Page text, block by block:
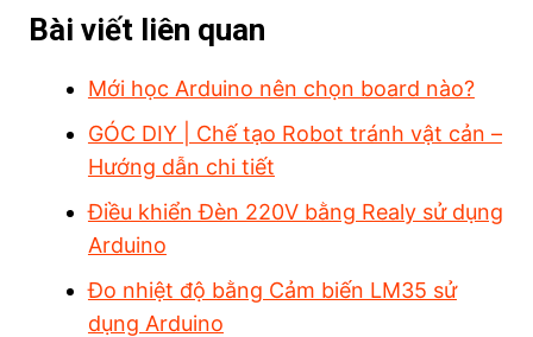
Bài viết liên quan
Mới học Arduino nên chọn board nào?
GÓC DIY | Chế tạo Robot tránh vật cản –
Hướng dẫn chi tiết
Điều khiển Đèn 220V bằng Realy sử dụng
Arduino
Đo nhiệt độ bằng Cảm biến LM35 sử
dụng Arduino